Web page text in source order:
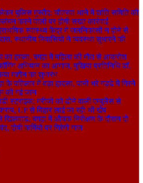
पुलिस मुस्तैद: चौतरवा थाने में शांति समिति की
करने वालों पर होगी सख्त कार्रवाई
स्वास्थ्य केंद्र में जलनिकासी न होने से
स्थानीय निवासियों ने व्यवस्था सुधारने की
हमला, बगहा में महिला की मौत से आक्रोश
अभियान का आगाज, मुखिया प्रतिनिधि डॉ.
मशीन का शुभारंभ
के पतिलार में बड़ा हादसा, पानी भरे गड्ढे में गिरने
की गई जान
स्ट्राइक: मरीजों को ढोने वाली एम्बुलेंस से
UP से बिहार लाई जा रही थी खेप
खिलवाड़: बगहा में औचक निरीक्षण के दौरान दो
दोषी कर्मियों पर गिरेगी गाज